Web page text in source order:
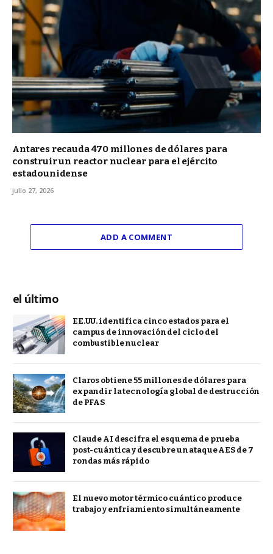
Antares recauda 470 millones de dólares para
construir un reactor nuclear para el ejército
estadounidense
julio 27, 2026
ADD A COMMENT
el último
EE.UU. identifica cinco estados para el
campus de innovación del ciclo del
combustible nuclear
Claros obtiene 55 millones de dólares para
expandir la tecnología global de destrucción
de PFAS
Claude AI descifra el esquema de prueba
post-cuántica y descubre un ataque AES de 7
rondas más rápido
El nuevo motor térmico cuántico produce
trabajo y enfriamiento simultáneamente